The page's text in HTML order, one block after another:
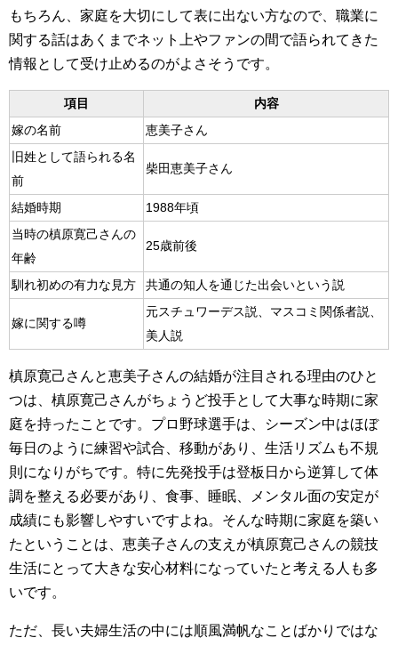
もちろん、家庭を大切にして表に出ない方なので、職業に
関する話はあくまでネット上やファンの間で語られてきた
情報として受け止めるのがよさそうです。
項目
内容
嫁の名前
恵美子さん
旧姓として語られる名
前
柴田恵美子さん
結婚時期
1988年頃
当時の槙原寛己さんの
年齢
25歳前後
馴れ初めの有力な見方 共通の知人を通じた出会いという説
嫁に関する噂
元スチュワーデス説、マスコミ関係者説、
美人説
槙原寛己さんと恵美子さんの結婚が注目される理由のひと
つは、槙原寛己さんがちょうど投手として大事な時期に家
庭を持ったことです。プロ野球選手は、シーズン中はほぼ
毎日のように練習や試合、移動があり、生活リズムも不規
則になりがちです。特に先発投手は登板日から逆算して体
調を整える必要があり、食事、睡眠、メンタル面の安定が
成績にも影響しやすいですよね。そんな時期に家庭を築い
たということは、恵美子さんの支えが槙原寛己さんの競技
生活にとって大きな安心材料になっていたと考える人も多
いです。
ただ、長い夫婦生活の中には順風満帆なことばかりではな